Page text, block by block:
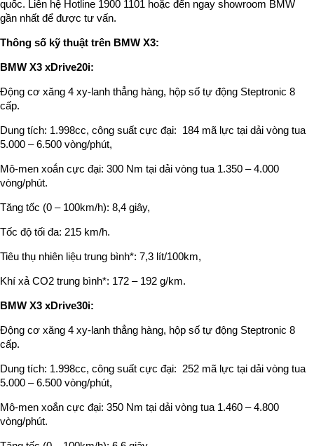
quốc. Liên hệ Hotline 1900 1101 hoặc đến ngay showroom BMW
gần nhất để được tư vấn.
Thông số kỹ thuật trên BMW X3:
BMW X3 xDrive20i:
Động cơ xăng 4 xy-lanh thẳng hàng, hộp số tự động Steptronic 8
cấp.
Dung tích: 1.998cc, công suất cực đại: 184 mã lực tại dải vòng tua
5.000 – 6.500 vòng/phút,
Mô-men xoắn cực đại: 300 Nm tại dải vòng tua 1.350 – 4.000
vòng/phút.
Tăng tốc (0 – 100km/h): 8,4 giây,
Tốc độ tối đa: 215 km/h.
Tiêu thụ nhiên liệu trung bình*: 7,3 lít/100km,
Khí xả CO2 trung bình*: 172 – 192 g/km.
BMW X3 xDrive30i:
Động cơ xăng 4 xy-lanh thẳng hàng, hộp số tự động Steptronic 8
cấp.
Dung tích: 1.998cc, công suất cực đại: 252 mã lực tại dải vòng tua
5.000 – 6.500 vòng/phút,
Mô-men xoắn cực đại: 350 Nm tại dải vòng tua 1.460 – 4.800
vòng/phút.